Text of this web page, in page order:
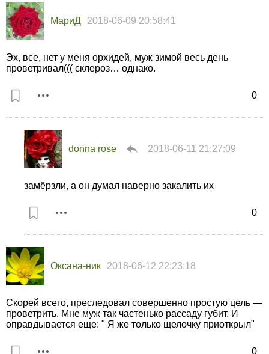
МариД 2018-06-09 20:58:41
0
Эх, все, нет у меня орхидей, муж зимой весь день
проветривал((( склероз… однако.
donna rose 2018-06-11 21:27:09
0
замёрзли, а он думал наверно закалить их
Оксана-ник 2018-06-12 22:23:18
0
Скорей всего, преследовал совершенно простую цель —
проветрить. Мне муж так частенько рассаду губит. И
оправдывается еще: " Я же только щелочку приоткрыл"